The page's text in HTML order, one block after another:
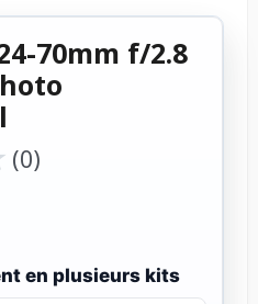
70mm f/2.8
(0)
en plusieurs kits